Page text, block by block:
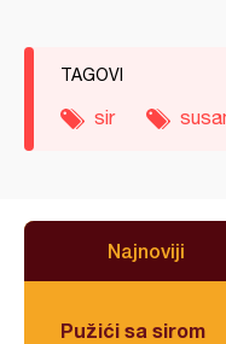
TAGOVI
sir
Najnoviji
Pužići sa sirom